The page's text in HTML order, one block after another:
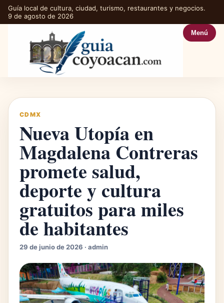
Guía local de cultura, ciudad, turismo, restaurantes y negocios.
9 de agosto de 2026
Menú
CDMX
Nueva Utopía en
Magdalena Contreras
promete salud,
deporte y cultura
gratuitos para miles
de habitantes
29 de junio de 2026 · admin